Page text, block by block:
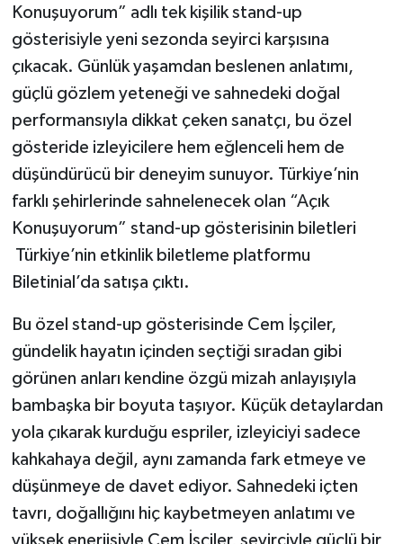
Konuşuyorum” adlı tek kişilik stand-up
gösterisiyle yeni sezonda seyirci karşısına
çıkacak. Günlük yaşamdan beslenen anlatımı,
güçlü gözlem yeteneği ve sahnedeki doğal
performansıyla dikkat çeken sanatçı, bu özel
gösteride izleyicilere hem eğlenceli hem de
düşündürücü bir deneyim sunuyor. Türkiye’nin
farklı şehirlerinde sahnelenecek olan “Açık
Konuşuyorum” stand-up gösterisinin biletleri
Türkiye’nin etkinlik biletleme platformu
Biletinial’da satışa çıktı.
Bu özel stand-up gösterisinde Cem İşçiler,
gündelik hayatın içinden seçtiği sıradan gibi
görünen anları kendine özgü mizah anlayışıyla
bambaşka bir boyuta taşıyor. Küçük detaylardan
yola çıkarak kurduğu espriler, izleyiciyi sadece
kahkahaya değil, aynı zamanda fark etmeye ve
düşünmeye de davet ediyor. Sahnedeki içten
tavrı, doğallığını hiç kaybetmeyen anlatımı ve
yüksek enerjisiyle Cem İşçiler, seyirciyle güçlü bir